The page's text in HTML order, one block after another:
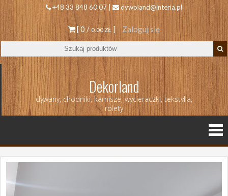
+48 33 848 60 07 | dywoland@interia.pl
[ 0 /0.00 ZŁ ] Zaloguj się
Dekorland
dywany, chodniki, karnisze, wycieraczki, tekstylia,
rolety